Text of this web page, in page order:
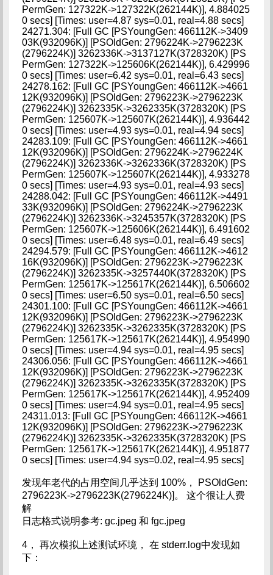
PermGen: 127322K->127322K(262144K)], 4.884025
0 secs] [Times: user=4.87 sys=0.01, real=4.88 secs]
24271.304: [Full GC [PSYoungGen: 466112K->3409
03K(932096K)] [PSOldGen: 2796224K->2796223K
(2796224K)] 3262336K->3137127K(3728320K) [PS
PermGen: 127322K->125606K(262144K)], 6.429996
0 secs] [Times: user=6.42 sys=0.01, real=6.43 secs]
24278.162: [Full GC [PSYoungGen: 466112K->4661
12K(932096K)] [PSOldGen: 2796223K->2796223K
(2796224K)] 3262335K->3262335K(3728320K) [PS
PermGen: 125607K->125607K(262144K)], 4.936442
0 secs] [Times: user=4.93 sys=0.01, real=4.94 secs]
24283.109: [Full GC [PSYoungGen: 466112K->4661
12K(932096K)] [PSOldGen: 2796224K->2796224K
(2796224K)] 3262336K->3262336K(3728320K) [PS
PermGen: 125607K->125607K(262144K)], 4.933278
0 secs] [Times: user=4.93 sys=0.01, real=4.93 secs]
24288.042: [Full GC [PSYoungGen: 466112K->4491
33K(932096K)] [PSOldGen: 2796224K->2796223K
(2796224K)] 3262336K->3245357K(3728320K) [PS
PermGen: 125607K->125606K(262144K)], 6.491602
0 secs] [Times: user=6.48 sys=0.01, real=6.49 secs]
24294.579: [Full GC [PSYoungGen: 466112K->4612
16K(932096K)] [PSOldGen: 2796223K->2796223K
(2796224K)] 3262335K->3257440K(3728320K) [PS
PermGen: 125617K->125617K(262144K)], 6.506602
0 secs] [Times: user=6.50 sys=0.01, real=6.50 secs]
24301.100: [Full GC [PSYoungGen: 466112K->4661
12K(932096K)] [PSOldGen: 2796223K->2796223K
(2796224K)] 3262335K->3262335K(3728320K) [PS
PermGen: 125617K->125617K(262144K)], 4.954990
0 secs] [Times: user=4.94 sys=0.01, real=4.95 secs]
24306.056: [Full GC [PSYoungGen: 466112K->4661
12K(932096K)] [PSOldGen: 2796223K->2796223K
(2796224K)] 3262335K->3262335K(3728320K) [PS
PermGen: 125617K->125617K(262144K)], 4.952409
0 secs] [Times: user=4.94 sys=0.01, real=4.95 secs]
24311.013: [Full GC [PSYoungGen: 466112K->4661
12K(932096K)] [PSOldGen: 2796223K->2796223K
(2796224K)] 3262335K->3262335K(3728320K) [PS
PermGen: 125617K->125617K(262144K)], 4.951877
0 secs] [Times: user=4.94 sys=0.02, real=4.95 secs]
发现年老代的占用空间几乎达到 100%， PSOldGen:
2796223K->2796223K(2796224K)]。 这个很让人费
解
日志格式说明参考: gc.jpeg 和 fgc.jpeg
4， 再次模拟上述测试环境， 在 stderr.log中发现如
下：